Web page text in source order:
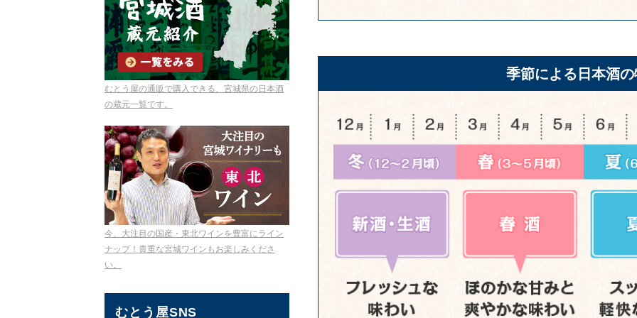
季節による日本酒
むとう屋の通販で購入できる、宮城県の日本酒
の蔵元一覧です。
今、大注目の国産・東北ワインを豊富にライン
ナップ！貴重な宮城ワインもお楽しみくださ
い。
むとう屋SNS